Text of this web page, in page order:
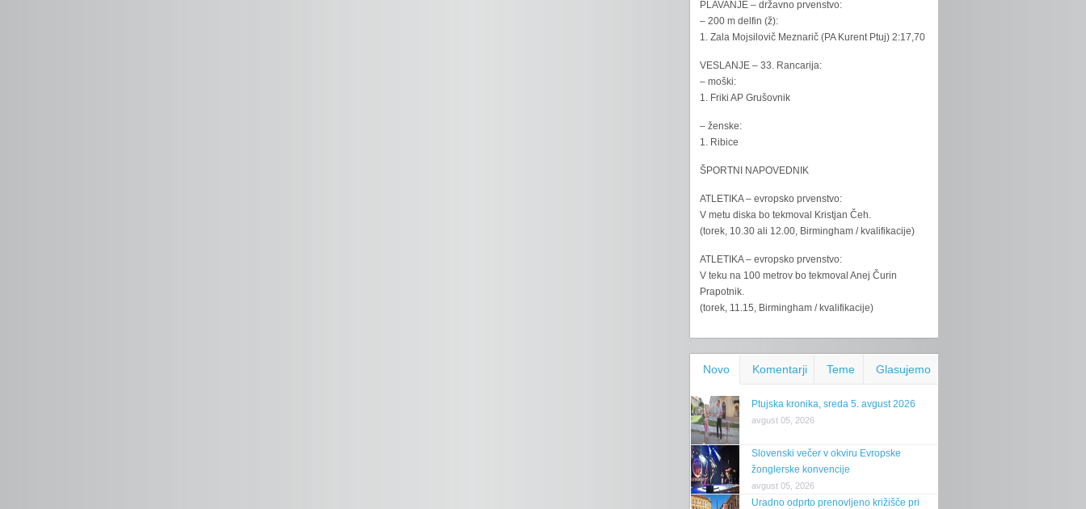
PLAVANJE – državno prvenstvo:
– 200 m delfin (ž):
1. Zala Mojsilovič Meznarič (PA Kurent Ptuj) 2:17,70
VESLANJE – 33. Rancarija:
– moški:
1. Friki AP Grušovnik
– ženske:
1. Ribice
ŠPORTNI NAPOVEDNIK
ATLETIKA – evropsko prvenstvo:
V metu diska bo tekmoval Kristjan Čeh.
(torek, 10.30 ali 12.00, Birmingham / kvalifikacije)
ATLETIKA – evropsko prvenstvo:
V teku na 100 metrov bo tekmoval Anej Čurin
Prapotnik.
(torek, 11.15, Birmingham / kvalifikacije)
Novo Komentarji Teme Glasujemo
Ptujska kronika, sreda 5. avgust 2026
avgust 05, 2026
Slovenski večer v okviru Evropske
žonglerske konvencije
avgust 05, 2026
Uradno odprto prenovljeno križišče pri